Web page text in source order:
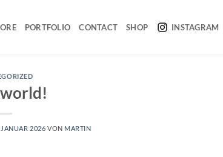
PORTFOLIO CONTACT SHOP INSTAGRAM
JANUAR 2026 VON MARTIN